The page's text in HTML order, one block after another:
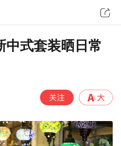
中式套装晒日常